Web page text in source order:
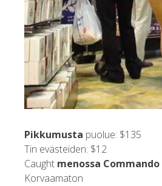
Pikkumusta puolue: $135
Tin evästeiden: $12
Caught menossa Commando
Korvaamaton